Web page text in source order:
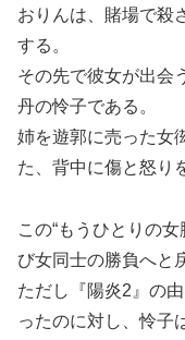
おりんは、賭場で殺
する。
その先で彼女が出会
丹の怜子である。
姉を遊郭に売った女
た、背中に傷と怒り
この“もうひとりの
び女同士の勝負へと
ただし『陽炎2』の
ったのに対し、怜子